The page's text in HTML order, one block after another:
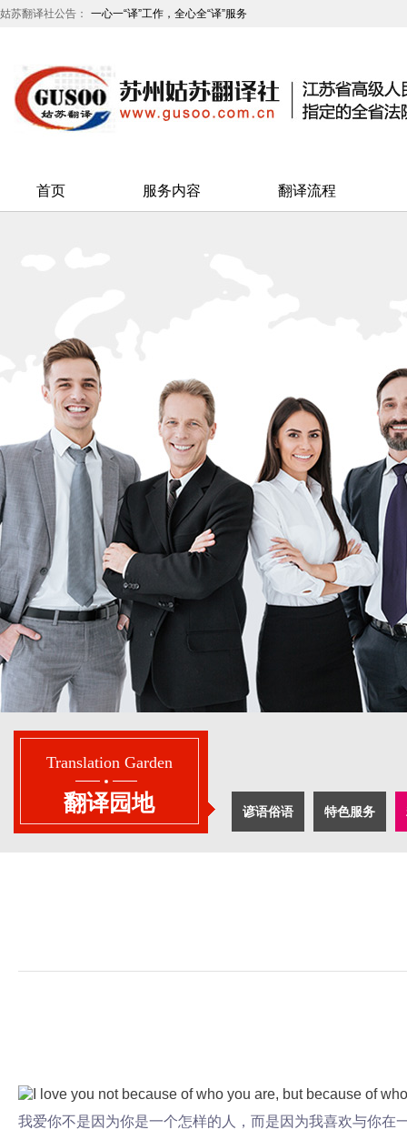
姑苏翻译社公告：
首页 服务内容 翻译流程
1
Translation Garden
翻译园地 谚语俗语 特色服务
love you not because of who you are, but because of
我爱你不是因为你是一个怎样的人，而是因为我喜欢与你在